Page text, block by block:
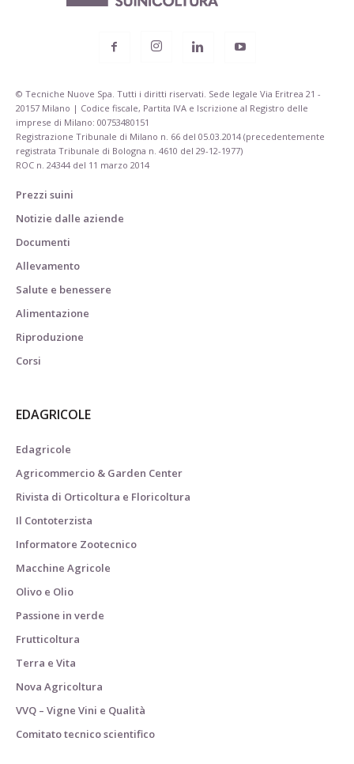
© Tecniche Nuove Spa. Tutti i diritti riservati. Sede legale Via Eritrea 21 -
20157 Milano | Codice fiscale, Partita IVA e Iscrizione al Registro delle
imprese di Milano: 00753480151
Registrazione Tribunale di Milano n. 66 del 05.03.2014 (precedentemente
registrata Tribunale di Bologna n. 4610 del 29-12-1977)
ROC n. 24344 del 11 marzo 2014
Prezzi suini
Notizie dalle aziende
Documenti
Allevamento
Salute e benessere
Alimentazione
Riproduzione
Corsi
EDAGRICOLE
Edagricole
Agricommercio & Garden Center
Rivista di Orticoltura e Floricoltura
Il Contoterzista
Informatore Zootecnico
Macchine Agricole
Olivo e Olio
Passione in verde
Frutticoltura
Terra e Vita
Nova Agricoltura
VVQ – Vigne Vini e Qualità
Comitato tecnico scientifico